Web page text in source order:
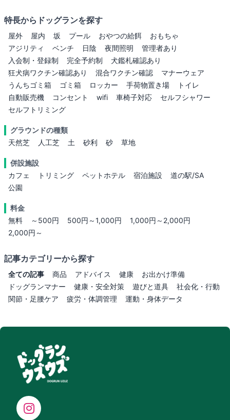
特長からドッグランを探す
屋外 屋内 坂 プール おやつの給餌
おもちゃ
アジリティ
ベンチ 日陰 夜間照明
管理者あり
入会制・登録制
完全予約制
犬鑑札確認あり
狂犬病ワクチン確認あり
混合ワクチン確認
マナーウェア
うんちゴミ箱
ゴミ箱 ロッカー 手荷物置き場
トイレ
自動販売機
コンセント wifi 車椅子対応
セルフシャワー
セルフトリミング
グラウンドの種類
天然芝
人工芝 土 砂利 砂 草地
併設施設
カフェ
トリミング ペットホテル 宿泊施設
道の駅/SA
公園
料金
無料
～500円 500円～1,000円
1,000円～2,000円
2,000円～
記事カテゴリーから探す
全ての記事 商品 アドバイス 健康
お出かけ準備
ドッグランマナー
健康・安全対策 遊びと道具
社会化・行動
関節・足腰ケア
疲労・体調管理 運動・身体データ